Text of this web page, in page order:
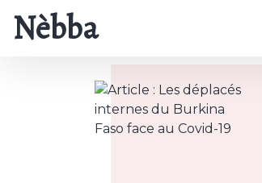
Nèbba